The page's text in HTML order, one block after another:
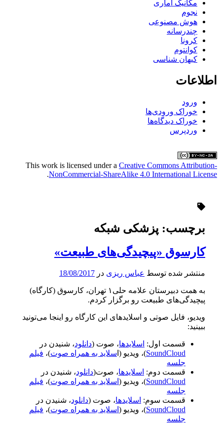
مکانیک آماری
نجوم
هوش مصنوعی
چندرسانه
کرونا
کوانتوم
کیهان شناسی
اطلاعات
ورود
خوراک ورودی‌ها
خوراک دیدگاه‌ها
وردپرس
This work is licensed under a Creative Commons Attribution-
NonCommercial-ShareAlike 4.0 International License
.
برچسب: پزشکی شبکه
کارسوق «پیچیدگی‌های طبیعت»
منتشر شده توسط عباس ریزی در 18/08/2017
به همت دبیرستان علامه حلی۱ تهران، کارسوق (کارگاه)
پیچیدگی‌های طبیعت رو برگزار کردم.
ویدیو، فایل صوتی و اسلایدهای این کارگاه رو اینجا می‌تونید
ببینید:
قسمت اول: اسلایدها، صوت (دانلود، شنیدن در
SoundCloud)، ویدیو (ا سلاید به همراه صوت)، فیلم
جلسه
قسمت دوم: اسلایدها، صوت(دانلود، شنیدن در
SoundCloud)، ویدیو (اسلاید به همراه صوت)، فیلم
جلسه
قسمت سوم: اسلایدها، صوت (دانلود، شنیدن در
SoundCloud)، ویدیو (اسلاید به همراه صوت)، فیلم
جلسه